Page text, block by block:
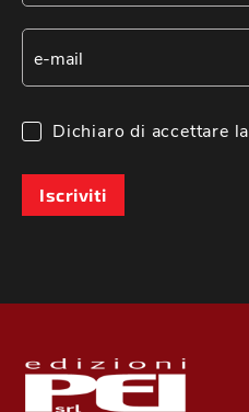
Dichiaro di accettare la
Iscriviti